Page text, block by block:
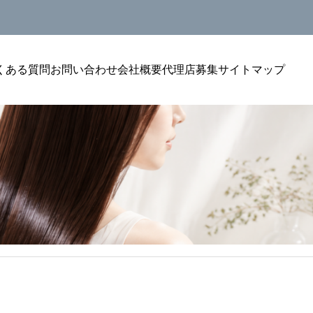
ある質問お問い合わせ会社概要代理店募集サイトマップ
つながるカウンセリン
美容室単価アップ
美容室のトリートメントをリピートに